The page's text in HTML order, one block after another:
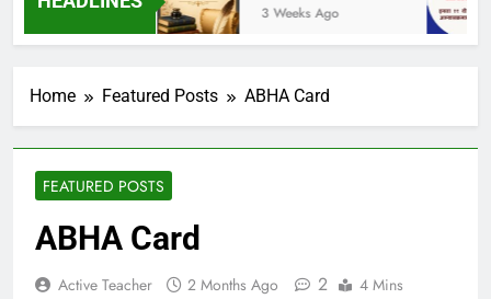
3 Weeks Ago
Home Featured Posts ABHA Card
FEATURED POSTS
ABHA Card
Active Teacher 2 Months Ago 2 4 Mins